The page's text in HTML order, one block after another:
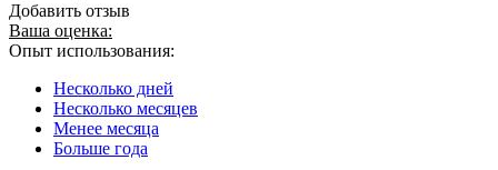
Добавить отзыв
Ваша оценка:
Опыт использования:
Несколько дней
Несколько месяцев
Менее месяца
Больше года